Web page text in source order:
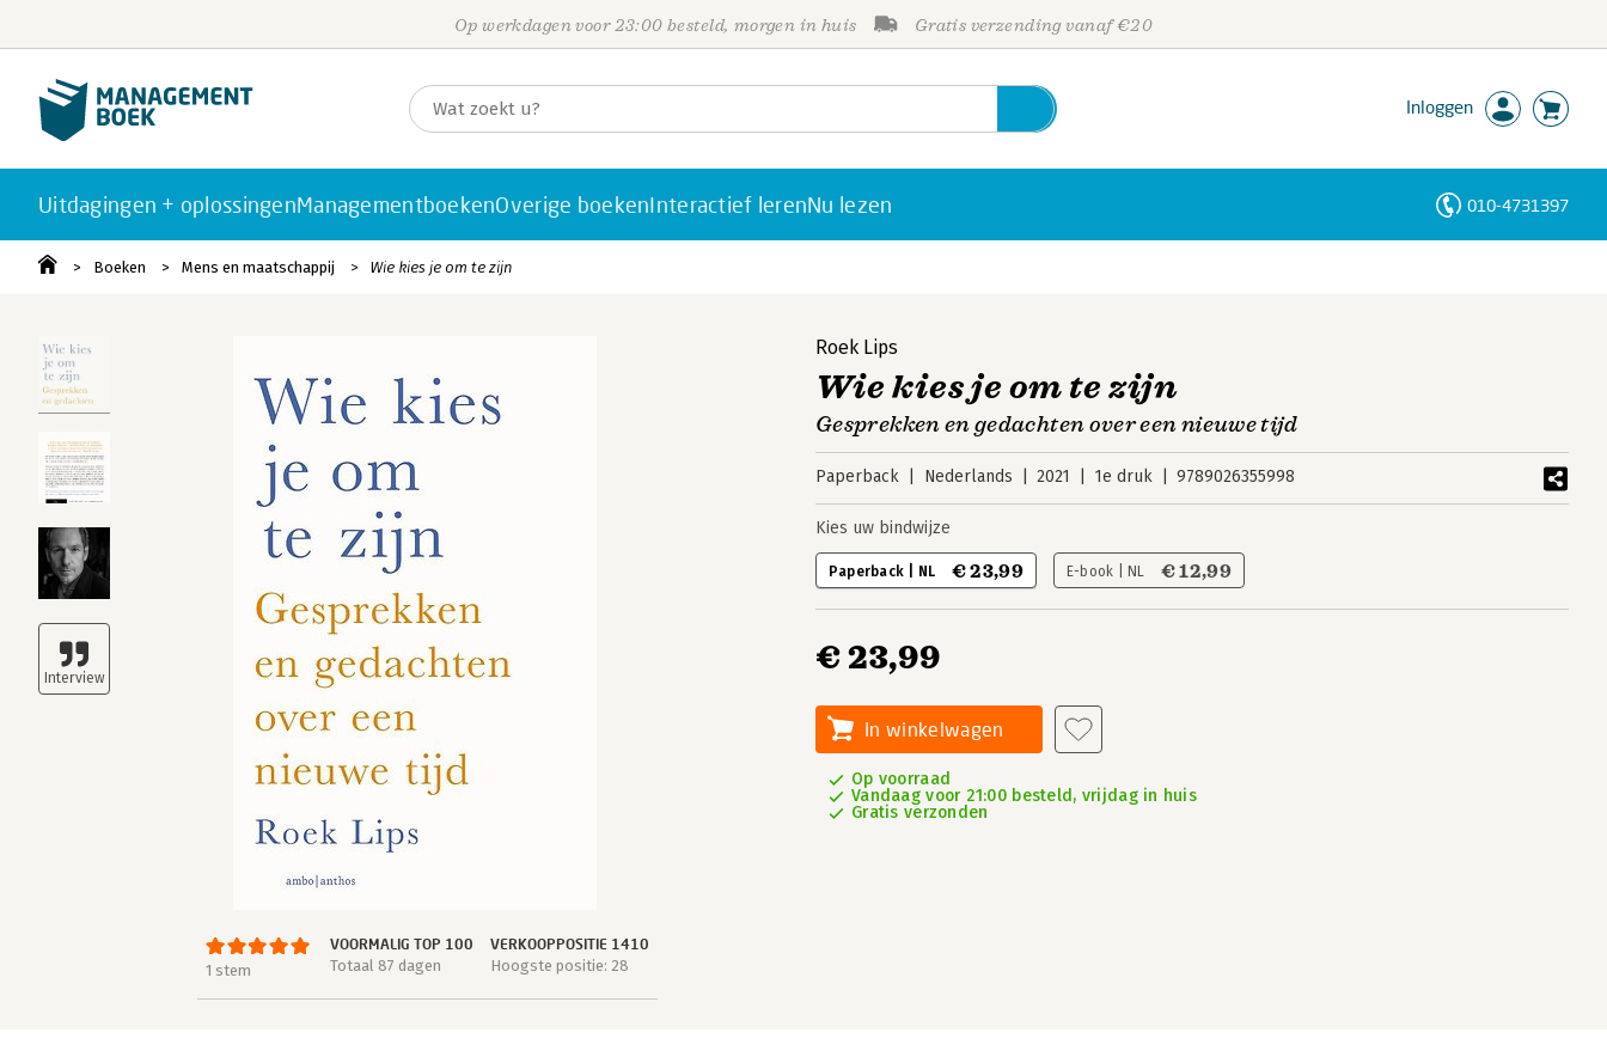
Op werkdagen voor 23:00 besteld, morgen in huis Gratis verzending vanaf €20
Inloggen
Uitdagingen + oplossingenManagementboekenOverige boekenInteractief lerenNu lezen 010-4731397
Boeken Mens en maatschappij Wie kies je om te zijn
1 stem
VOORMALIG TOP 100
Totaal 87 dagen
VERKOOPPOSITIE 1410
Hoogste positie: 28
Roek Lips
Wie kies je om te zijn
Gesprekken en gedachten over een nieuwe tijd
Paperback Nederlands 2021 1e druk 9789026355998
Kies uw bindwijze
Paperback | NL € 23,99 E-book | NL € 12,99
€ 23,99
In winkelwagen
Op voorraad
Vandaag voor 21:00 besteld, vrijdag in huis
Gratis verzonden
Personen